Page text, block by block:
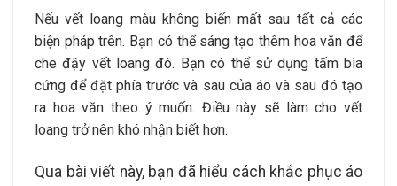
Nếu vết loang màu không biến mất sau tất cả các
biện pháp trên. Bạn có thể sáng tạo thêm hoa văn để
che đậy vết loang đó. Bạn có thể sử dụng tấm bìa
cứng để đặt phía trước và sau của áo và sau đó tạo
ra hoa văn theo ý muốn. Điều này sẽ làm cho vết
loang trở nên khó nhận biết hơn.
Qua bài viết này, bạn đã hiểu cách khắc phục áo